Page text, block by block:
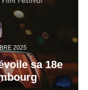
2025
sa 18e